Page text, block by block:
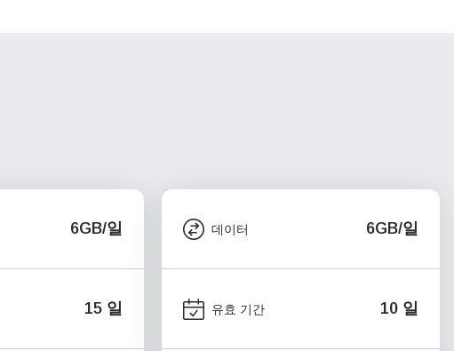
6GB/일
15 일
데이터 6GB/일
유효 기간 10 일